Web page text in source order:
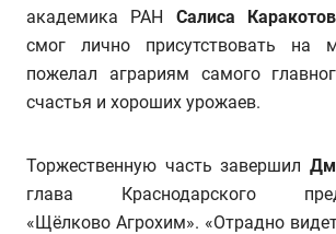
академика РАН Салиса
смог лично присутствовать на
пожелал аграриям самого
счастья и хороших урожаев.
Торжественную часть завершил
глава Краснодарского
«Щёлково Агрохим». «Отрадно